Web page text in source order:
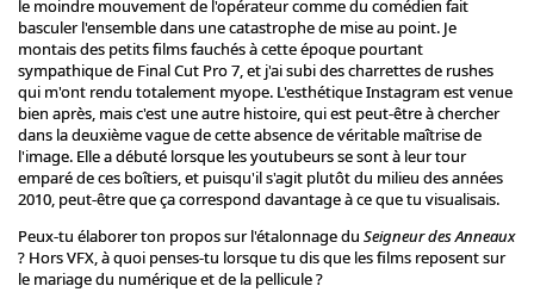
le moindre mouvement de l'opérateur comme du comédien fait
basculer l'ensemble dans une catastrophe de mise au point. Je
montais des petits films fauchés à cette époque pourtant
sympathique de Final Cut Pro 7, et j'ai subi des charrettes de rushes
qui m'ont rendu totalement myope. L'esthétique Instagram est venue
bien après, mais c'est une autre histoire, qui est peut-être à chercher
dans la deuxième vague de cette absence de véritable maîtrise de
l'image. Elle a débuté lorsque les youtubeurs se sont à leur tour
emparé de ces boîtiers, et puisqu'il s'agit plutôt du milieu des années
2010, peut-être que ça correspond davantage à ce que tu visualisais.
Peux-tu élaborer ton propos sur l'étalonnage du Seigneur des Anneaux
? Hors VFX, à quoi penses-tu lorsque tu dis que les films reposent sur
le mariage du numérique et de la pellicule ?